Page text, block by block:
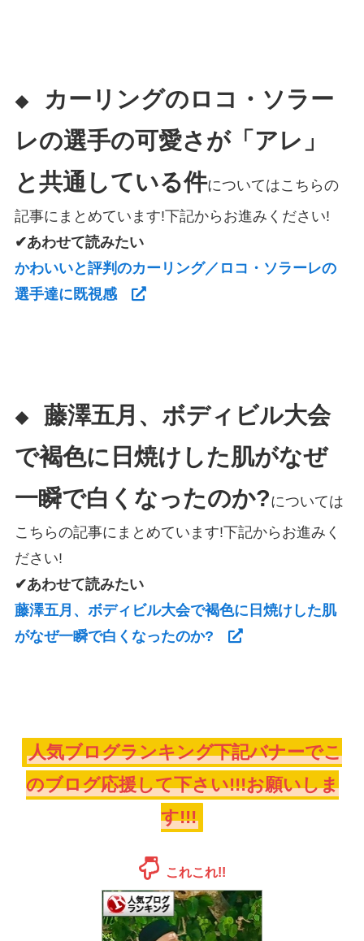
◆
カーリングのロコ・ソラー
レの選手の可愛さが「アレ」
と共通している件についてはこちらの
記事にまとめています!下記からお進みください!
✔あわせて読みたい
かわいいと評判のカーリング／ロコ・ソラーレの
選手達に既視感
◆ 藤澤五月、ボディビル大会
で褐色に日焼けした肌がなぜ
一瞬で白くなったのか?については
こちらの記事にまとめています!下記からお進みく
ださい!
✔あわせて読みたい
藤澤五月、ボディビル大会で褐色に日焼けした肌
がなぜ一瞬で白くなったのか?
人気ブログランキング下記バナーでこ
のブログ応援して下さい!!!お願いしま
す!!!
これこれ!!